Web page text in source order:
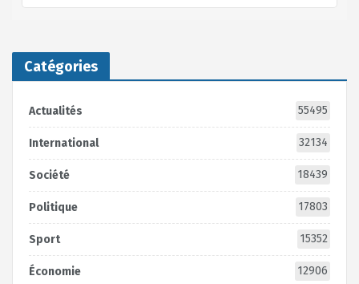
Catégories
Actualités 55495
International 32134
Société 18439
Politique 17803
Sport 15352
Économie 12906